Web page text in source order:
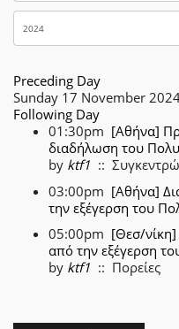
Preceding Day
Sunday 17 November
Following Day
01:30pm [Αθήνα]
διαδήλωση του
by ktf1 ::
03:00pm [Αθήνα]
την εξέγερση του
05:00pm [Θεσ/νίκη]
από την εξέγερση
by ktf1 :: Πορείες